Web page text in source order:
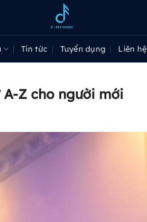
Tin tức Tuyển dụng Liên hệ
Z cho người mới